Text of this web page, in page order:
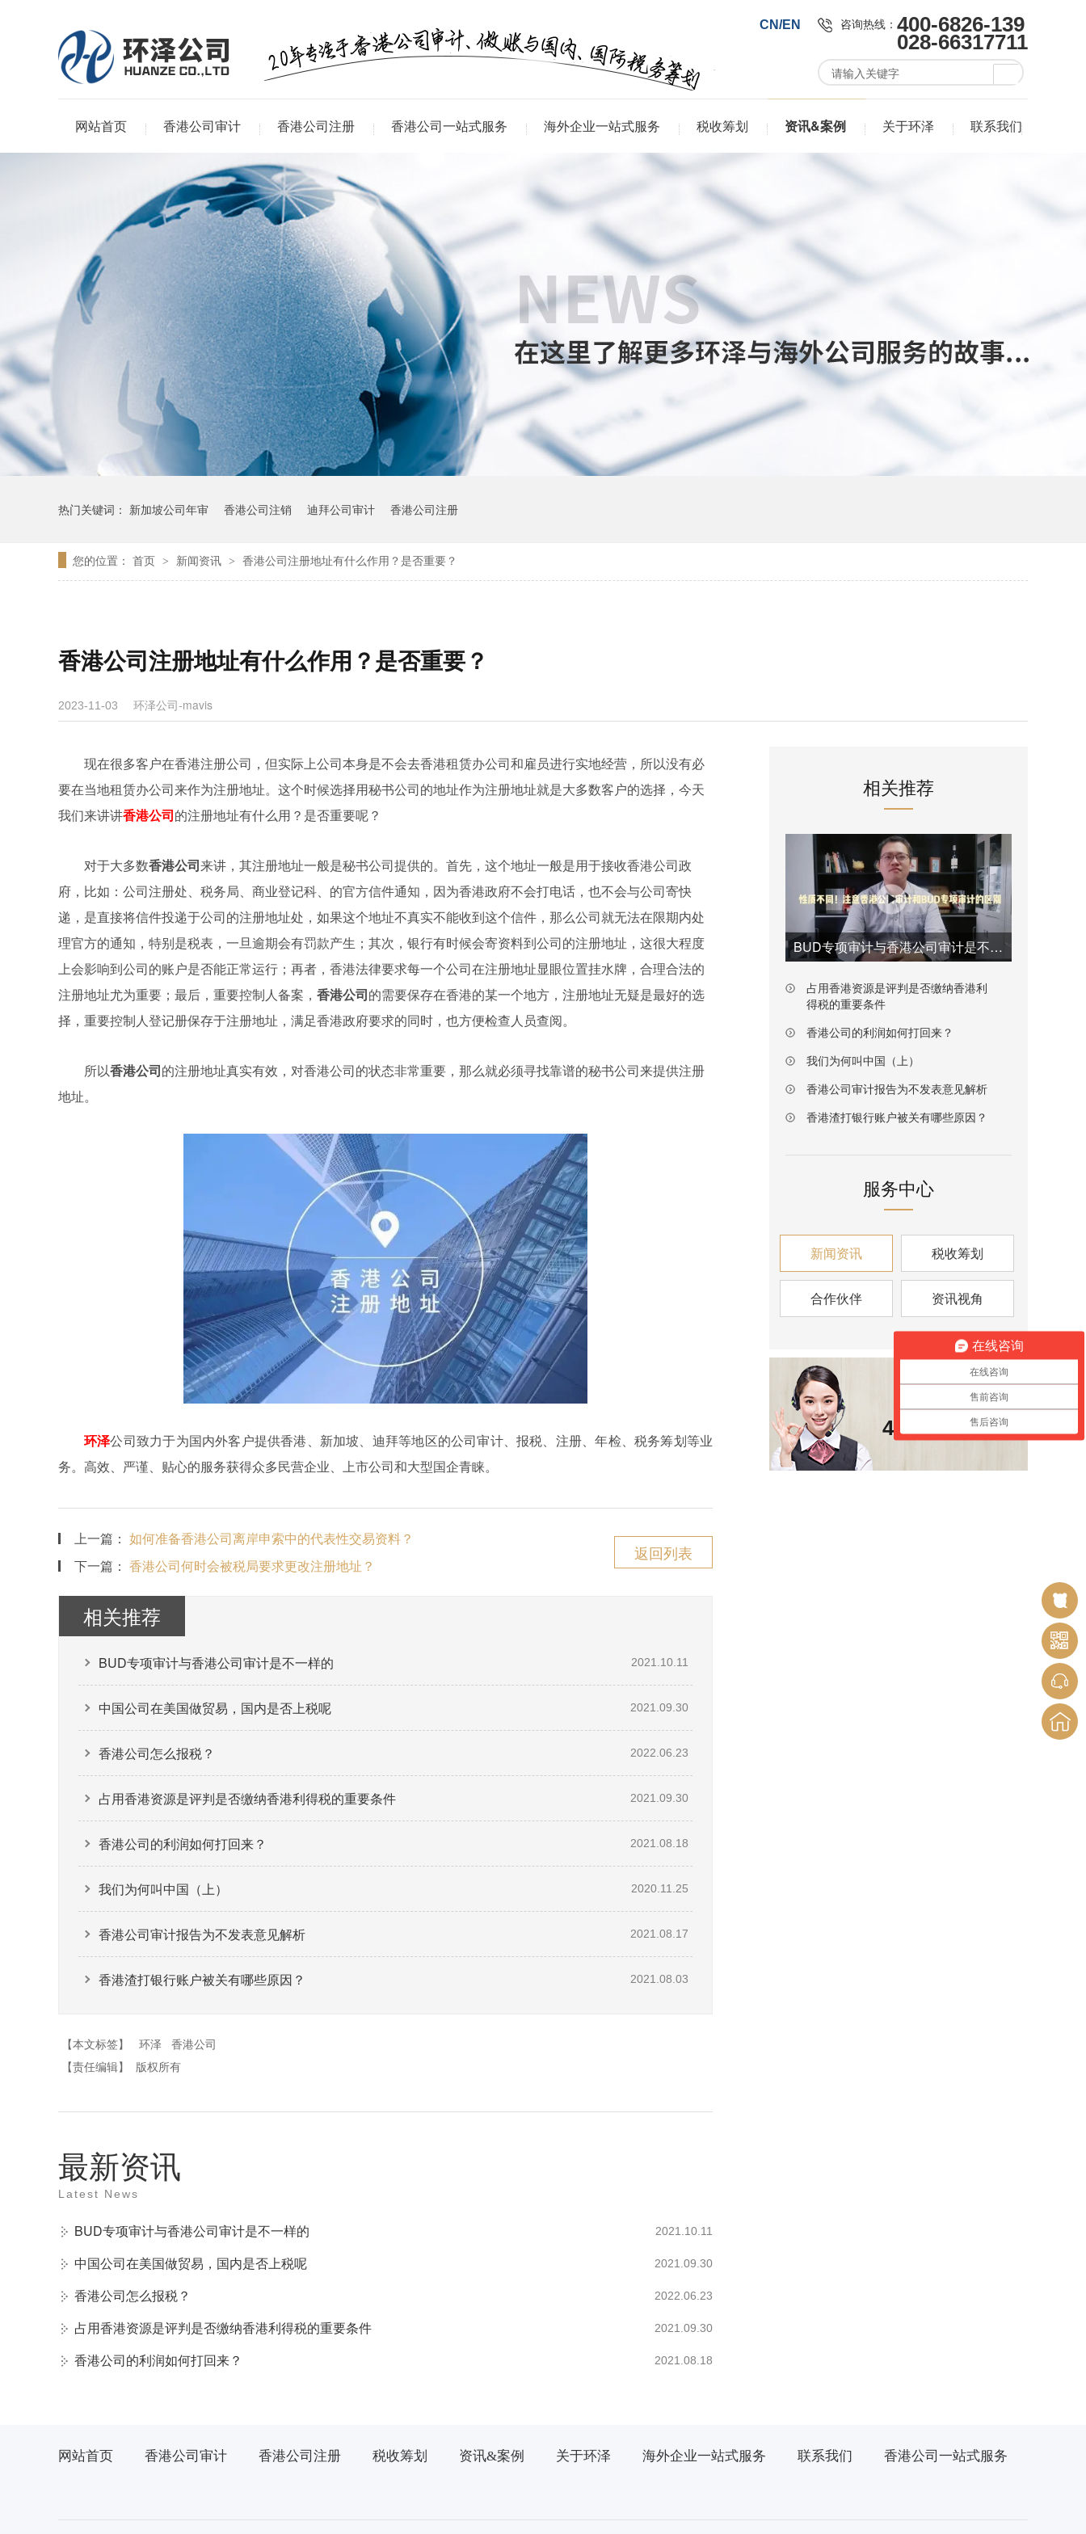
CN/EN 咨询热线： 400-6826-139
028-66317711
网站首页 香港公司审计 香港公司注册 香港公司一站式服务 海外企业一站式服务 税收筹划 资讯&案例 关于环泽 联系我们
热门关键词： 新加坡公司年审 香港公司注销 迪拜公司审计 香港公司注册
您的位置： 首页 > 新闻资讯 > 香港公司注册地址有什么作用？是否重要？
香港公司注册地址有什么作用？是否重要？
2023-11-03 环泽公司-mavis
现在很多客户在香港注册公司，但实际上公司本身是不会去香港租赁办公司和雇员进行实地经营，所以没有必
要在当地租赁办公司来作为注册地址。这个时候选择用秘书公司的地址作为注册地址就是大多数客户的选择，今天
我们来讲讲香港公司的注册地址有什么用？是否重要呢？
对于大多数香港公司来讲，其注册地址一般是秘书公司提供的。首先，这个地址一般是用于接收香港公司政
府，比如：公司注册处、税务局、商业登记科、的官方信件通知，因为香港政府不会打电话，也不会与公司寄快
递，是直接将信件投递于公司的注册地址处，如果这个地址不真实不能收到这个信件，那么公司就无法在限期内处
理官方的通知，特别是税表，一旦逾期会有罚款产生；其次，银行有时候会寄资料到公司的注册地址，这很大程度
上会影响到公司的账户是否能正常运行；再者，香港法律要求每一个公司在注册地址显眼位置挂水牌，合理合法的
注册地址尤为重要；最后，重要控制人备案， 香港公司的需要保存在香港的某一个地方，注册地址无疑是最好的选
择，重要控制人登记册保存于注册地址，满足香港政府要求的同时，也方便检查人员查阅。
所以香港公司的注册地址真实有效，对香港公司的状态非常重要，那么就必须寻找靠谱的秘书公司来提供注册
地址。
环泽公司致力于为国内外客户提供香港、新加坡、迪拜等地区的公司审计、报税、注册、年检、税务筹划等业
务。高效、严谨、贴心的服务获得众多民营企业、上市公司和大型国企青睐。
上一篇： 如何准备香港公司离岸申索中的代表性交易资料？
下一篇： 香港公司何时会被税局要求更改注册地址？
返回列表
相关推荐
BUD专项审计与香港公司审计是不一样的 2021.10.11
中国公司在美国做贸易，国内是否上税呢 2021.09.30
香港公司怎么报税？ 2022.06.23
占用香港资源是评判是否缴纳香港利得税的重要条件 2021.09.30
香港公司的利润如何打回来？ 2021.08.18
我们为何叫中国（上） 2020.11.25
香港公司审计报告为不发表意见解析 2021.08.17
香港渣打银行账户被关有哪些原因？ 2021.08.03
【本文标签】 环泽
香港公司
【责任编辑】
版权所有
最新资讯
Latest News
BUD专项审计与香港公司审计是不一样的 2021.10.11
中国公司在美国做贸易，国内是否上税呢 2021.09.30
香港公司怎么报税？ 2022.06.23
占用香港资源是评判是否缴纳香港利得税的重要条件 2021.09.30
香港公司的利润如何打回来？ 2021.08.18
相关推荐
BUD专项审计与香港公司审计是不一样的
占用香港资源是评判是否缴纳香港利
得税的重要条件
香港公司的利润如何打回来？
我们为何叫中国（上）
香港公司审计报告为不发表意见解析
香港渣打银行账户被关有哪些原因？
服务中心
新闻资讯 税收筹划
合作伙伴 资讯视角
咨询热线
400-6826-139
网站首页 香港公司审计 香港公司注册 税收筹划 资讯&案例 关于环泽 海外企业一站式服务 联系我们 香港公司一站式服务
在线咨询
在线咨询
售前咨询
售后咨询